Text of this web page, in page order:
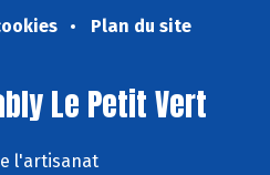
Plan du site
Le Petit Vert
l'artisanat